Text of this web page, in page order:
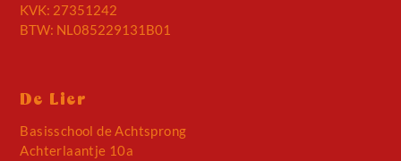
KVK: 27351242
BTW: NL085229131B01
De Lier
Basisschool de Achtsprong
Achterlaantje 10a